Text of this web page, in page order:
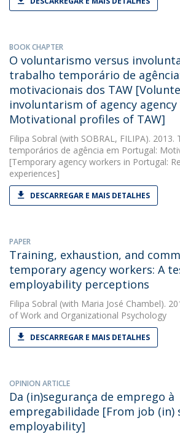
BOOK CHAPTER
O voluntarismo versus
trabalho temporário de
motivacionais dos TAW
involuntarism of agency agency
Motivational profiles of TAW]
Filipa Sobral (with SOBRAL, FILIPA). 2013.
temporários de agência em Portugal:
[Temporary agency workers in Portugal:
experiences]
DESCARREGAR E MAIS DETALHES
PAPER
Training, exhaustion, and
temporary agency workers: A
employability perceptions
Filipa Sobral (with Maria José Chambel).
of Work and Organizational Psychology
DESCARREGAR E MAIS DETALHES
OPINION ARTICLE
Da (in)segurança de emprego à
empregabilidade [From job (in)
employability]